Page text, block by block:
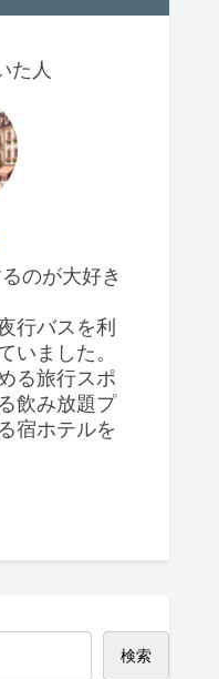
た人
のが大好き
行バスを利
いました。
る旅行スポ
飲み放題プ
宿ホテルを
検索